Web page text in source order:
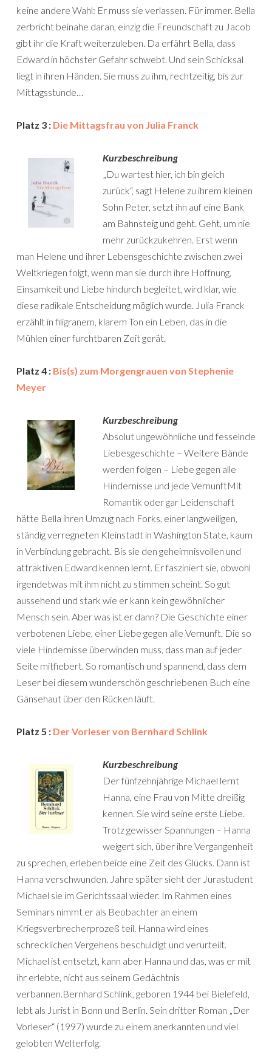
keine andere Wahl: Er muss sie verlassen. Für immer. Bella
zerbricht beinahe daran, einzig die Freundschaft zu Jacob
gibt ihr die Kraft weiterzuleben. Da erfährt Bella, dass
Edward in höchster Gefahr schwebt. Und sein Schicksal
liegt in ihren Händen. Sie muss zu ihm, rechtzeitig, bis zur
Mittagsstunde…
Platz 3 : Die Mittagsfrau von Julia Franck
Kurzbeschreibung
„Du wartest hier, ich bin gleich
zurück“, sagt Helene zu ihrem kleinen
Sohn Peter, setzt ihn auf eine Bank
am Bahnsteig und geht. Geht, um nie
mehr zurückzukehren. Erst wenn
man Helene und ihrer Lebensgeschichte zwischen zwei
Weltkriegen folgt, wenn man sie durch ihre Hoffnung,
Einsamkeit und Liebe hindurch begleitet, wird klar, wie
diese radikale Entscheidung möglich wurde. Julia Franck
erzählt in filigranem, klarem Ton ein Leben, das in die
Mühlen einer furchtbaren Zeit gerät.
Platz 4 : Bis(s) zum Morgengrauen von Stephenie
Meyer
Kurzbeschreibung
Absolut ungewöhnliche und fesselnde
Liebesgeschichte – Weitere Bände
werden folgen – Liebe gegen alle
Hindernisse und jede VernunftMit
Romantik oder gar Leidenschaft
hätte Bella ihren Umzug nach Forks, einer langweiligen,
ständig verregneten Kleinstadt in Washington State, kaum
in Verbindung gebracht. Bis sie den geheimnisvollen und
attraktiven Edward kennen lernt. Er fasziniert sie, obwohl
irgendetwas mit ihm nicht zu stimmen scheint. So gut
aussehend und stark wie er kann kein gewöhnlicher
Mensch sein. Aber was ist er dann? Die Geschichte einer
verbotenen Liebe, einer Liebe gegen alle Vernunft. Die so
viele Hindernisse überwinden muss, dass man auf jeder
Seite mitfiebert. So romantisch und spannend, dass dem
Leser bei diesem wunderschön geschriebenen Buch eine
Gänsehaut über den Rücken läuft.
Platz 5 : Der Vorleser von Bernhard Schlink
Kurzbeschreibung
Der fünfzehnjährige Michael lernt
Hanna, eine Frau von Mitte dreißig
kennen. Sie wird seine erste Liebe.
Trotz gewisser Spannungen – Hanna
weigert sich, über ihre Vergangenheit
zu sprechen, erleben beide eine Zeit des Glücks. Dann ist
Hanna verschwunden. Jahre später sieht der Jurastudent
Michael sie im Gerichtssaal wieder. Im Rahmen eines
Seminars nimmt er als Beobachter an einem
Kriegsverbrecherprozeß teil. Hanna wird eines
schrecklichen Vergehens beschuldigt und verurteilt.
Michael ist entsetzt, kann aber Hanna und das, was er mit
ihr erlebte, nicht aus seinem Gedächtnis
verbannen.Bernhard Schlink, geboren 1944 bei Bielefeld,
lebt als Jurist in Bonn und Berlin. Sein dritter Roman „Der
Vorleser“ (1997) wurde zu einem anerkannten und viel
gelobten Welterfolg.